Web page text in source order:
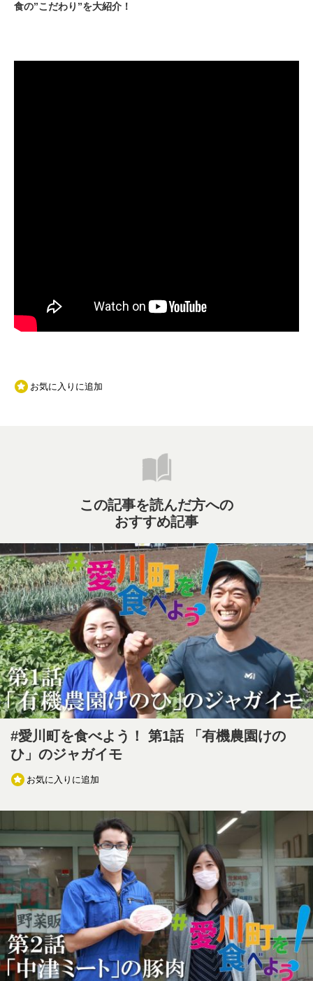
食の”こだわり”を大紹介！
お気に入りに追加
この記事を読んだ方への
おすすめ記事
#愛川町を食べよう！ 第1話 「有機農園けの
ひ」のジャガイモ
お気に入りに追加